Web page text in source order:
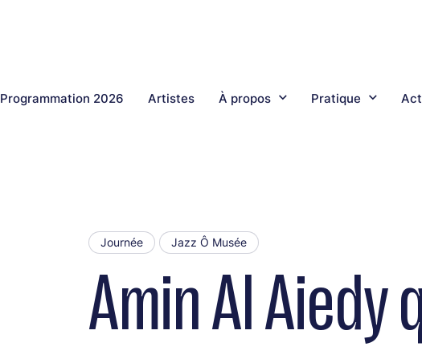
Programmation 2026 Artistes À propos Pratique
Amin Al
Journée Jazz Ô Musée